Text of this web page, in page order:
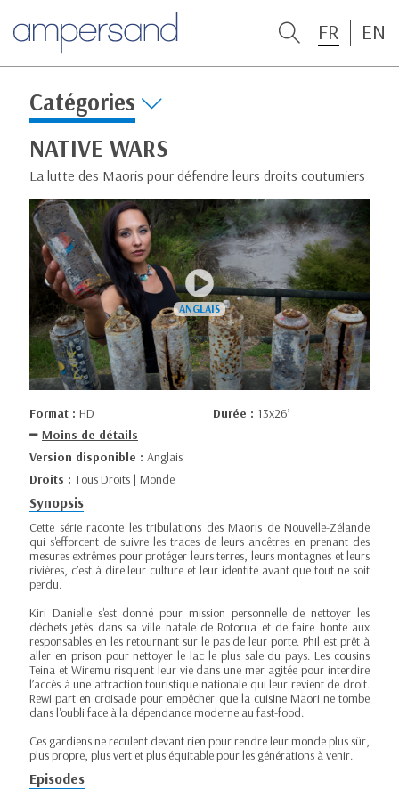
FR EN
Catégories
NATIVE WARS
La lutte des Maoris pour défendre leurs droits coutumiers
Format : HD Durée : 13x26’
Moins de détails
Version disponible : Anglais
Droits : Tous Droits | Monde
Synopsis
Cette série raconte les tribulations des Maoris de Nouvelle-Zélande
qui s'efforcent de suivre les traces de leurs ancêtres en prenant des
mesures extrêmes pour protéger leurs terres, leurs montagnes et leurs
rivières, c’est à dire leur culture et leur identité avant que tout ne soit
perdu.
Kiri Danielle s'est donné pour mission personnelle de nettoyer les
déchets jetés dans sa ville natale de Rotorua et de faire honte aux
responsables en les retournant sur le pas de leur porte. Phil est prêt à
aller en prison pour nettoyer le lac le plus sale du pays. Les cousins
Teina et Wiremu risquent leur vie dans une mer agitée pour interdire
l’accès à une attraction touristique nationale qui leur revient de droit.
Rewi part en croisade pour empêcher que la cuisine Maori ne tombe
dans l'oubli face à la dépendance moderne au fast-food.
Ces gardiens ne reculent devant rien pour rendre leur monde plus sûr,
plus propre, plus vert et plus équitable pour les générations à venir.
Episodes